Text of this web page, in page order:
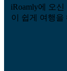
iRoamly에 오
이 쉽게 여행을